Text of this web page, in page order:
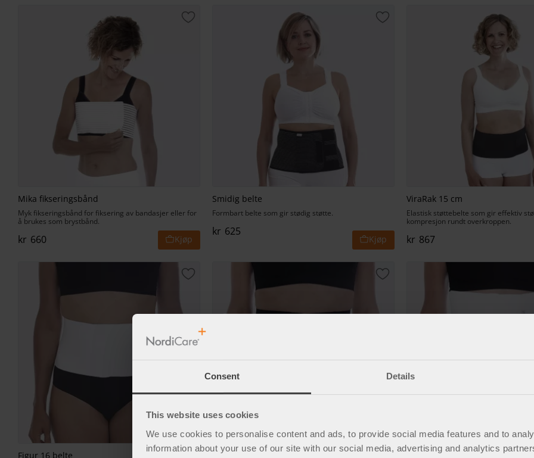
Consent Details
This website uses cookies
We use cookies to personalise content and ads, to provide social media features and to
information about your use of our site with our social media, advertising and analytics
Mika fikseringsbånd
Myk fikseringsbånd for fiksering av bandasjer eller for
å brukes som brystbånd.
kr 660
Lagre som favoritt
Smidig belte
Formbart belte som gir stødig støtte.
kr 625
Lagre som favoritt
ViraRak 15 cm
Elastisk støttebelte som gir effektiv
kompresjon rundt overkroppen.
kr 867
Figur 16 belte
Lagre som favoritt
Figur 20 belte
Lagre som favoritt
Figur 25 belte